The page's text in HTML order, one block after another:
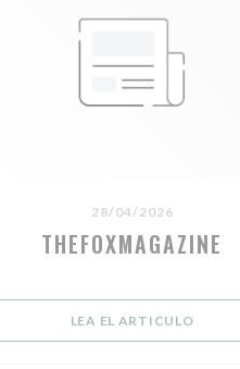
28/04/2026
THEFOXMAGAZINE
LEA EL ARTICULO